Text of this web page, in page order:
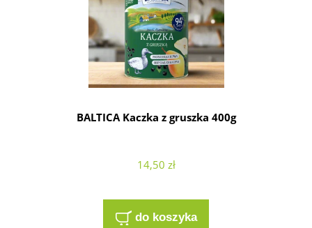
BALTICA Kaczka z gruszka 400g
14,50 zł
do koszyka